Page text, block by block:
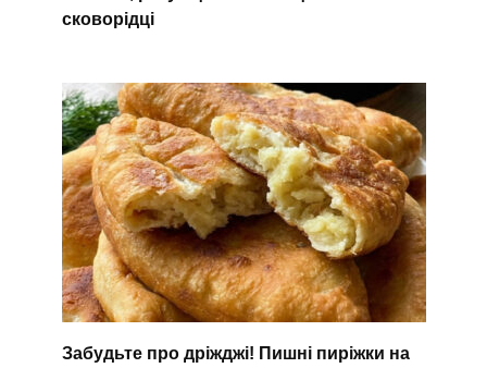
сковорідці
Забудьте про дріжджі! Пишні пиріжки на